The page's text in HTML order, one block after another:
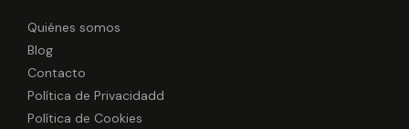
Quiénes somos
Blog
Contacto
Política de Privacidadd
Política de Cookies